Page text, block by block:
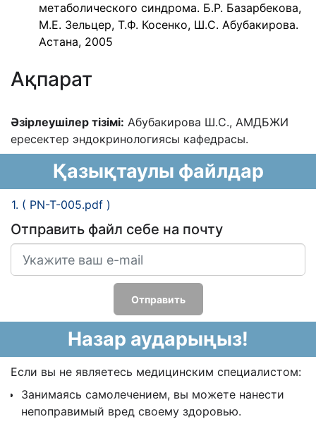
метаболического синдрома. Б.Р. Базарбекова,
М.Е. Зельцер, Т.Ф. Косенко, Ш.С. Абубакирова.
Астана, 2005
Ақпарат
Əзірлеушілер тізімі: Абубакирова Ш.С., АМДБЖИ
ересектер эндокринологиясы кафедрасы.
Қазықтаулы файлдар
1. ( PN-T-005.pdf )
Отправить файл себе на почту
Отправить
Назар аударыңыз!
Если вы не являетесь медицинским специалистом:
Занимаясь самолечением, вы можете нанести
непоправимый вред своему здоровью.